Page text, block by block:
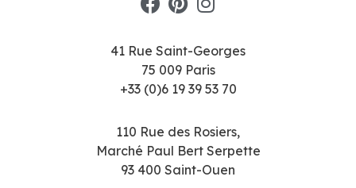
41 Rue Saint-Georges
75 009 Paris
+33 (0)6 19 39 53 70
110 Rue des Rosiers,
Marché Paul Bert Serpette
93 400 Saint-Ouen